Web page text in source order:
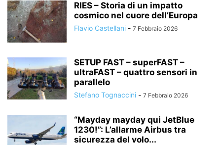
RIES – Storia di un impatto
cosmico nel cuore dell’Europa
Flavio Castellani - 7 Febbraio 2026
SETUP FAST – superFAST –
ultraFAST – quattro sensori in
parallelo
Stefano Tognaccini - 7 Febbraio 2026
“Mayday mayday qui JetBlue
1230!”: L’allarme Airbus tra
sicurezza del volo...